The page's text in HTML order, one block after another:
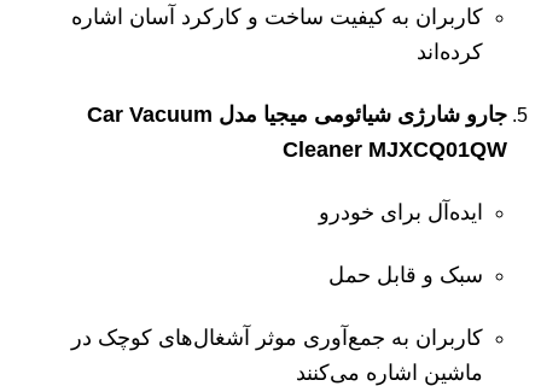
کاربران به کیفیت ساخت و کارکرد آسان اشاره
کرده‌اند
جارو شارژی شیائومی میجیا مدل Car Vacuum
Cleaner MJXCQ01QW
ایده‌آل برای خودرو
سبک و قابل حمل
کاربران به جمع‌آوری موثر آشغال‌های کوچک در
ماشین اشاره می‌کنند